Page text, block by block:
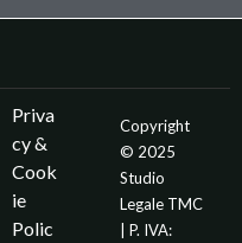
Priva
cy &
Cook
ie
Polic
Copyright
© 2025
Studio
Legale TMC
| P. IVA: